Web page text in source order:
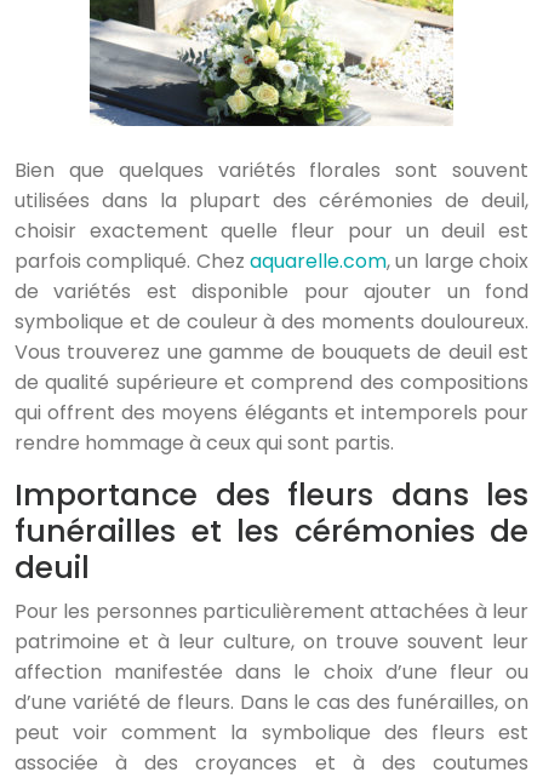
Bien que quelques variétés florales sont souvent
utilisées dans la plupart des cérémonies de deuil,
choisir exactement quelle fleur pour un deuil est
parfois compliqué. Chez aquarelle.com, un large choix
de variétés est disponible pour ajouter un fond
symbolique et de couleur à des moments douloureux.
Vous trouverez une gamme de bouquets de deuil est
de qualité supérieure et comprend des compositions
qui offrent des moyens élégants et intemporels pour
rendre hommage à ceux qui sont partis.
Importance des fleurs dans les
funérailles et les cérémonies de
deuil
Pour les personnes particulièrement attachées à leur
patrimoine et à leur culture, on trouve souvent leur
affection manifestée dans le choix d’une fleur ou
d’une variété de fleurs. Dans le cas des funérailles, on
peut voir comment la symbolique des fleurs est
associée à des croyances et à des coutumes